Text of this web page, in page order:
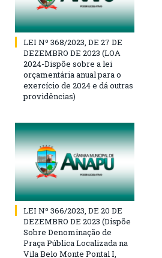
LEI Nº 368/2023, DE 27 DE
DEZEMBRO DE 2023 (LOA
2024-Dispõe sobre a lei
orçamentária anual para o
exercício de 2024 e dá outras
providências)
LEI Nº 366/2023, DE 20 DE
DEZEMBRO DE 2023 (Dispõe
Sobre Denominação de
Praça Pública Localizada na
Vila Belo Monte Pontal I,